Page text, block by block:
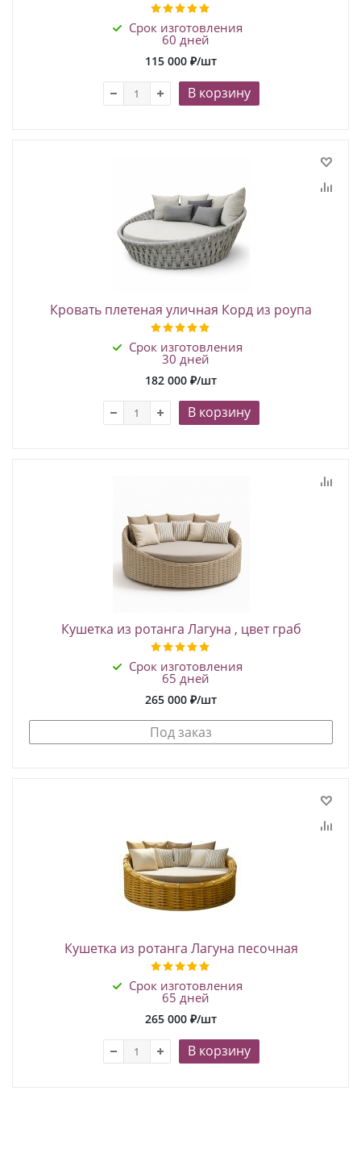
Срок изготовления
60 дней
115 000 ₽/шт
В корзину
Кровать плетеная уличная Корд из роупа
Срок изготовления
30 дней
182 000 ₽/шт
В корзину
Кушетка из ротанга Лагуна , цвет граб
Срок изготовления
65 дней
265 000 ₽/шт
Под заказ
Кушетка из ротанга Лагуна песочная
Срок изготовления
65 дней
265 000 ₽/шт
В корзину